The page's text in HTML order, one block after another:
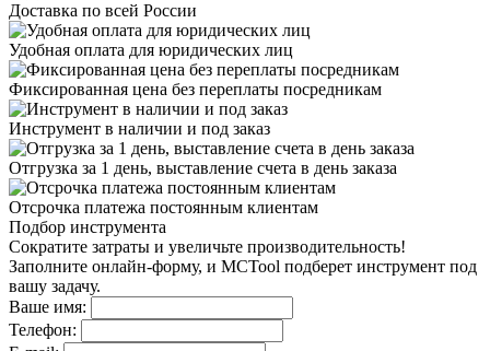
Доставка по всей России
Удобная оплата для юридических лиц
Фиксированная цена без переплаты посредникам
Инструмент в наличии и под заказ
Отгрузка за 1 день, выставление счета в день заказа
Отсрочка платежа постоянным клиентам
Подбор инструмента
Сократите затраты и увеличьте производительность!
Заполните онлайн-форму, и MCTool подберет инструмент под
вашу задачу.
Ваше имя:
Телефон: